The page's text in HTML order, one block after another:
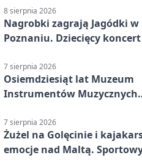
8 sierpnia 2026
Nagrobki zagrają Jagódki w
Poznaniu. Dziecięcy
7 sierpnia 2026
Osiemdziesiąt lat Muzeum
Instrumentów Muzycznych
7 sierpnia 2026
Żużel na Golęcinie i
emocje nad Maltą.